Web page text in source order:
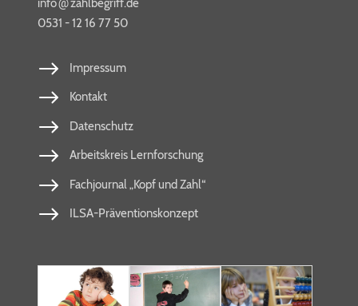
info​
zahl​be​griff​.de
0531 - 12 16 77 50
Impressum
Kontakt
Datenschutz
Arbeitskreis Lernforschung
Fachjournal „Kopf und Zahl“
ILSA-Präventionskonzept